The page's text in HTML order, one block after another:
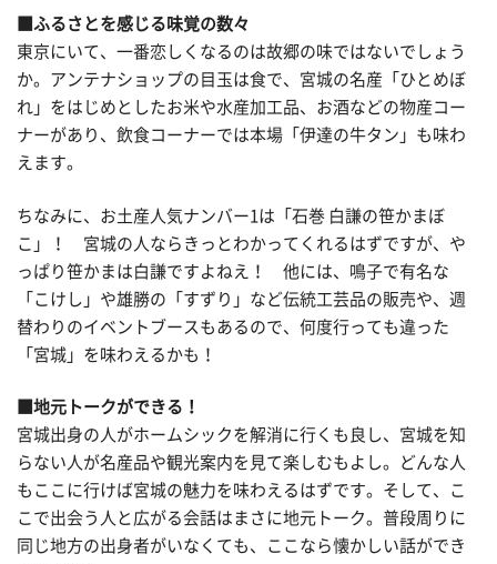
■ふるさとを感じる味覚の数々
東京にいて、一番恋しくなるのは故郷の味ではないでしょう
か。アンテナショップの目玉は食で、宮城の名産「ひとめぼ
れ」をはじめとしたお米や水産加工品、お酒などの物産コー
ナーがあり、飲食コーナーでは本場「伊達の牛タン」も味わ
えます。
ちなみに、お土産人気ナンバー1は「石巻 白謙の笹かまぼ
こ」！ 宮城の人ならきっとわかってくれるはずですが、や
っぱり笹かまは白謙ですよねえ！ 他には、鳴子で有名な
「こけし」や雄勝の「すずり」など伝統工芸品の販売や、週
替わりのイベントブースもあるので、何度行っても違った
「宮城」を味わえるかも！
■地元トークができる！
宮城出身の人がホームシックを解消に行くも良し、宮城を知
らない人が名産品や観光案内を見て楽しむもよし。どんな人
もここに行けば宮城の魅力を味わえるはずです。そして、こ
こで出会う人と広がる会話はまさに地元トーク。普段周りに
同じ地方の出身者がいなくても、ここなら懐かしい話ができ